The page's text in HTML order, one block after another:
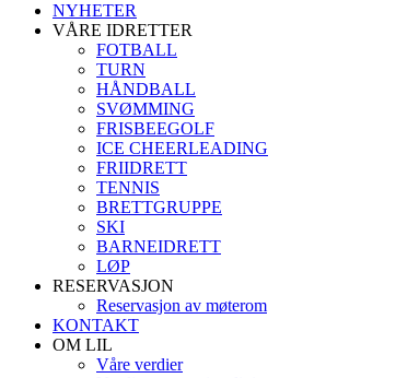
NYHETER
VÅRE IDRETTER
FOTBALL
TURN
HÅNDBALL
SVØMMING
FRISBEEGOLF
ICE CHEERLEADING
FRIIDRETT
TENNIS
BRETTGRUPPE
SKI
BARNEIDRETT
LØP
RESERVASJON
Reservasjon av møterom
KONTAKT
OM LIL
Våre verdier